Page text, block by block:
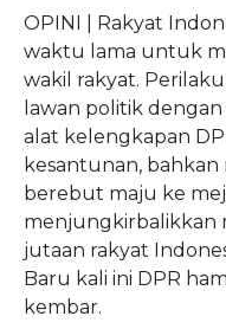
OPINI | Rakyat
waktu lama untuk
wakil rakyat.
lawan politik
alat kelengkapan
kesantunan,
berebut maju ke
menjungkirbalikkan
jutaan rakyat
Baru kali ini DPR
kembar.